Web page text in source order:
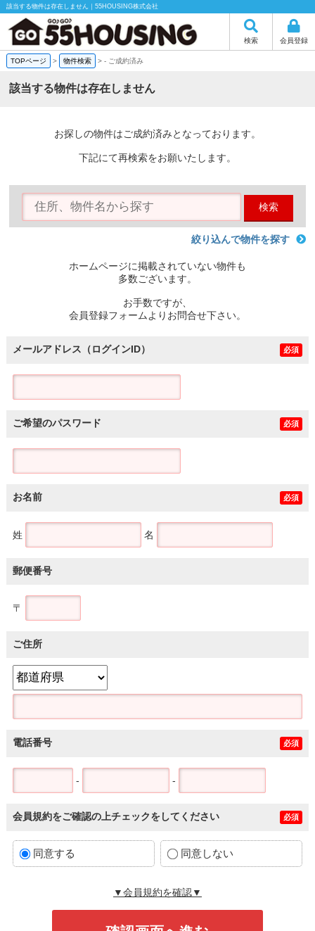
該当する物件は存在しません｜55HOUSING株式会社
検索 会員登録
TOPページ > 物件検索 >- ご成約済み
該当する物件は存在しません
お探しの物件はご成約済みとなっております。
下記にて再検索をお願いたします。
検索
絞り込んで物件を探す
ホームページに掲載されていない物件も
多数ございます。
お手数ですが、
会員登録フォームよりお問合せ下さい。
メールアドレス（ログインID） 必須
ご希望のパスワード 必須
お名前 必須
姓 名
郵便番号
〒
ご住所
電話番号 必須
- -
会員規約をご確認の上チェックをしてください 必須
同意する 同意しない
▼会員規約を確認▼